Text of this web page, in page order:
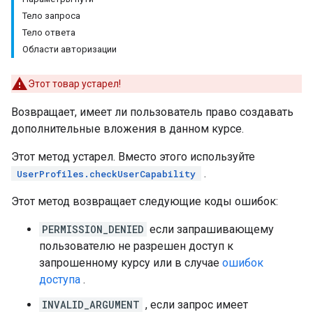
Тело запроса
Тело ответа
Области авторизации
Этот товар устарел!
Возвращает, имеет ли пользователь право создавать
дополнительные вложения в данном курсе.
Этот метод устарел. Вместо этого используйте
UserProfiles.checkUserCapability .
Этот метод возвращает следующие коды ошибок:
PERMISSION_DENIED если запрашивающему
пользователю не разрешен доступ к
запрошенному курсу или в случае ошибок
доступа .
INVALID_ARGUMENT , если запрос имеет